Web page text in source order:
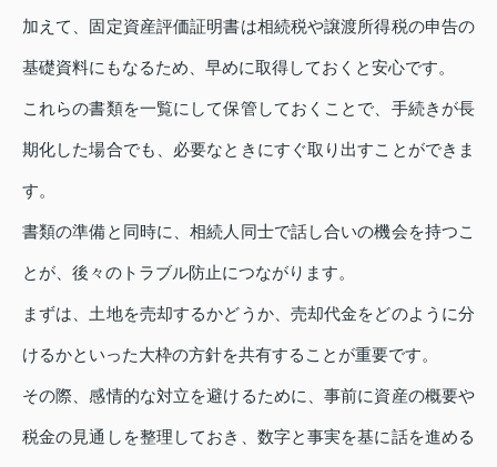
加えて、固定資産評価証明書は相続税や譲渡所得税の申告の
基礎資料にもなるため、早めに取得しておくと安心です。
これらの書類を一覧にして保管しておくことで、手続きが長
期化した場合でも、必要なときにすぐ取り出すことができま
す。
書類の準備と同時に、相続人同士で話し合いの機会を持つこ
とが、後々のトラブル防止につながります。
まずは、土地を売却するかどうか、売却代金をどのように分
けるかといった大枠の方針を共有することが重要です。
その際、感情的な対立を避けるために、事前に資産の概要や
税金の見通しを整理しておき、数字と事実を基に話を進める